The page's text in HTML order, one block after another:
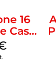
16
Case